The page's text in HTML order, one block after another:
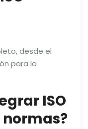
desde el
para la
ISO